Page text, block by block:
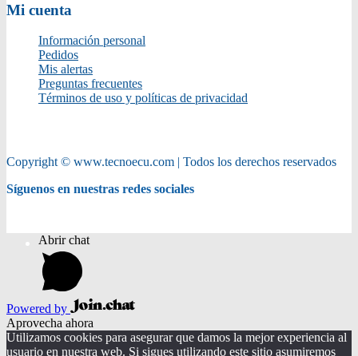
Mi cuenta
Información personal
Pedidos
Mis alertas
Preguntas frecuentes
Términos de uso y políticas de privacidad
Copyright © www.tecnoecu.com | Todos los derechos reservados
Síguenos en nuestras redes sociales
Abrir chat
Powered by
Aprovecha ahora
Utilizamos cookies para asegurar que damos la mejor experiencia al
usuario en nuestra web. Si sigues utilizando este sitio asumiremos